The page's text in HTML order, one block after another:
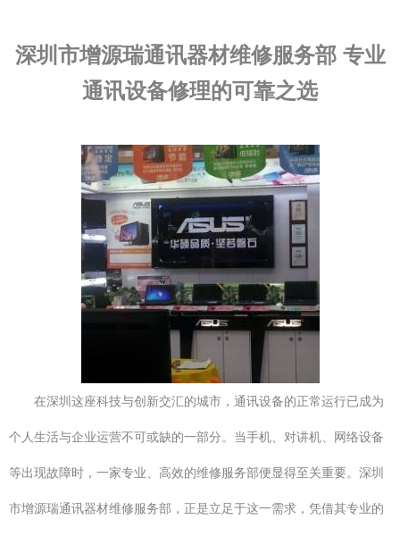
深圳市增源瑞通讯器材维修服务部 专业
通讯设备修理的可靠之选
在深圳这座科技与创新交汇的城市，通讯设备的正常运行已成为
个人生活与企业运营不可或缺的一部分。当手机、对讲机、网络设备
等出现故障时，一家专业、高效的维修服务部便显得至关重要。深圳
市增源瑞通讯器材维修服务部，正是立足于这一需求，凭借其专业的